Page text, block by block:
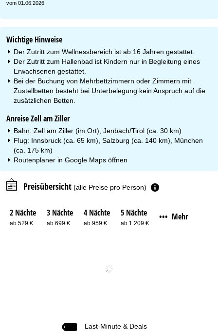
vom 01.06.2026
Wichtige Hinweise
Der Zutritt zum Wellnessbereich ist ab 16 Jahren gestattet.
Der Zutritt zum Hallenbad ist Kindern nur in Begleitung eines
Erwachsenen gestattet.
Bei der Buchung von Mehrbettzimmern oder Zimmern mit
Zustellbetten besteht bei Unterbelegung kein Anspruch auf die
zusätzlichen Betten.
Anreise Zell am Ziller
Bahn: Zell am Ziller (im Ort), Jenbach/Tirol (ca. 30 km)
Flug: Innsbruck (ca. 65 km), Salzburg (ca. 140 km), München
(ca. 175 km)
Routenplaner inGoogle Maps öffnen
Preisübersicht (alle Preise pro Person)
2 Nächte
ab 529 €
3 Nächte
ab 699 €
4 Nächte
ab 959 €
5 Nächte
ab 1.209 €
••• Mehr
Last-Minute & Deals